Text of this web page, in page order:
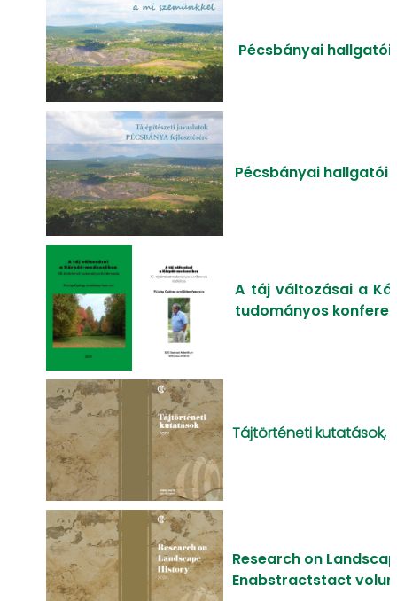
Pécsbányai
Pécsbányai hallgatói
A táj változásai a
tudományos
Tájtörténeti kutatások,
Research on
Enabstractstact